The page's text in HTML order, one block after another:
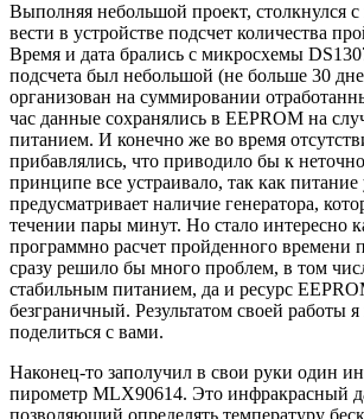
Выполняя небольшой проект, столкнулся
вести в устройстве подсчет количества
Время и дата брались с микросхемы
подсчета был небольшой (не больше 30
организован на суммировании
час данные сохранялись в EEPROM на
питанием. И конечно же во время
прибавлялись, что приводило бы к
принципе все устраивало, так как питание
предусматривает наличие генератора,
течении пары минут. Но стало интересно
программно расчет пройденного времени
сразу решило бы много проблем, в том
стабильным питанием, да и ресурс
безграничный. Результатом своей работы
поделиться с вами.
Наконец-то заполучил в свои руки один
пирометр MLX90614. Это инфракрасный